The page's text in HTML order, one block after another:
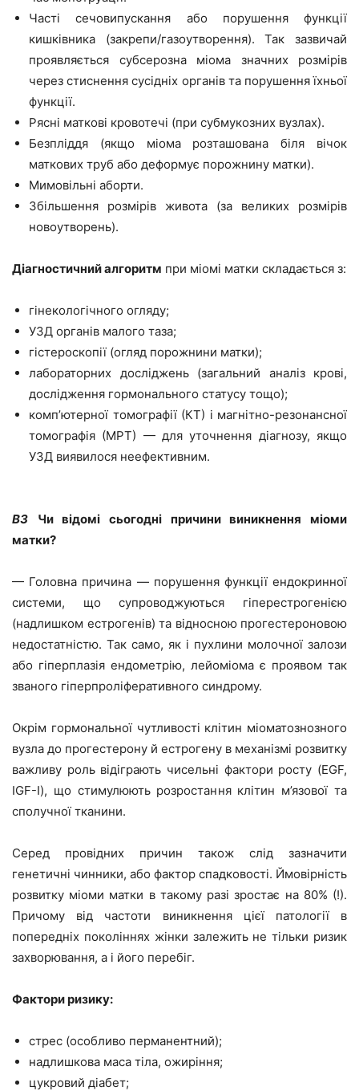
Часті сечовипускання або порушення функції
кишківника (закрепи/газоутворення). Так зазвичай
проявляється субсерозна міома значних розмірів
через стиснення сусідніх органів та порушення їхньої
функції.
Рясні маткові кровотечі (при субмукозних вузлах).
Безпліддя (якщо міома розташована біля вічок
маткових труб або деформує порожнину матки).
Мимовільні аборти.
Збільшення розмірів живота (за великих розмірів
новоутворень).
Діагностичний алгоритм при міомі матки складається з:
гінекологічного огляду;
УЗД органів малого таза;
гістероскопії (огляд порожнини матки);
лабораторних досліджень (загальний аналіз крові,
дослідження гормонального статусу тощо);
комп’ютерної томографії (КТ) і магнітно-резонансної
томографія (МРТ) — для уточнення діагнозу, якщо
УЗД виявилося неефективним.
ВЗ
Чи відомі сьогодні причини виникнення міоми
матки?
— Головна причина — порушення функції ендокринної
системи, що супроводжуються гіперестрогенією
(надлишком естрогенів) та відносною прогестероновою
недостатністю. Так само, як і пухлини молочної залози
або гіперплазія ендометрію, лейоміома є проявом так
званого гіперпроліферативного синдрому.
Окрім гормональної чутливості клітин міоматознозного
вузла до прогестерону й естрогену в механізмі розвитку
важливу роль відіграють чисельні фактори росту (EGF,
IGF-I), що стимулюють розростання клітин м’язової та
сполучної тканини.
Серед провідних причин також слід зазначити
генетичні чинники, або фактор спадковості. Ймовірність
розвитку міоми матки в такому разі зростає на 80% (!).
Причому від частоти виникнення цієї патології в
попередніх поколіннях жінки залежить не тільки ризик
захворювання, а і його перебіг.
Фактори ризику:
стрес (особливо перманентний);
надлишкова маса тіла, ожиріння;
цукровий діабет;